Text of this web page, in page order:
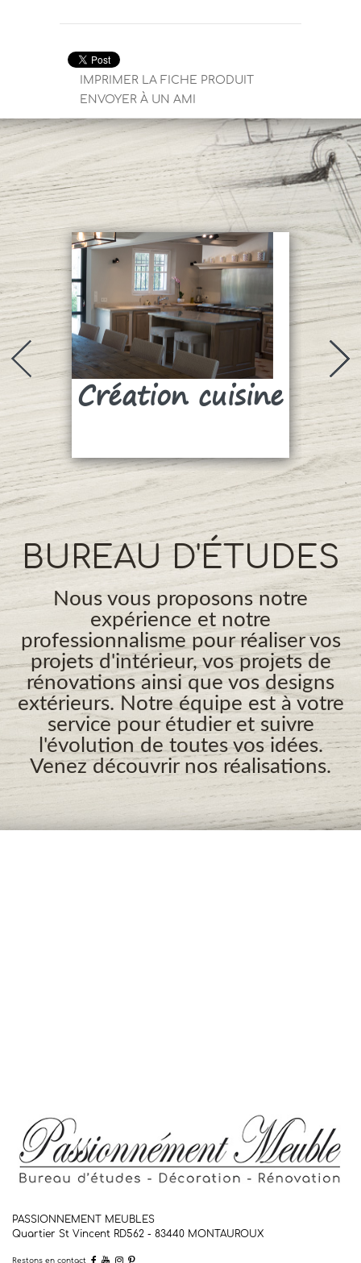
IMPRIMER LA FICHE PRODUIT
ENVOYER À UN AMI
Création cuisine
BUREAU D'ÉTUDES
Nous vous proposons notre
expérience et notre
professionnalisme pour réaliser vos
projets d'intérieur, vos projets de
rénovations ainsi que vos designs
extérieurs. Notre équipe est à votre
service pour étudier et suivre
l'évolution de toutes vos idées.
Venez découvrir nos réalisations.
PASSIONNEMENT MEUBLES
Quartier St Vincent RD562 - 83440 MONTAUROUX
Restons en contact